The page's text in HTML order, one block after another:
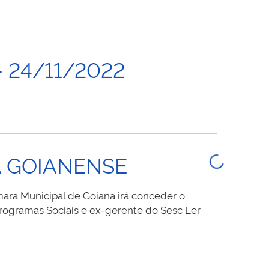
MUNICIPAL
É
24/11/2022
GOIANENSE
Municipal de Goiana irá conceder o
Sociais e ex-gerente do Sesc Ler